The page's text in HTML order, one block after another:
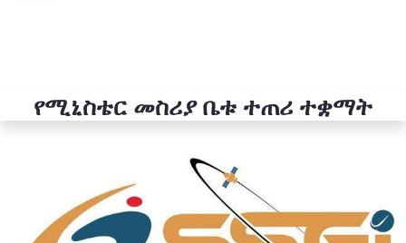
የሚኒስቴር መስሪያ ቤቱ ተጠሪ ተቋማት